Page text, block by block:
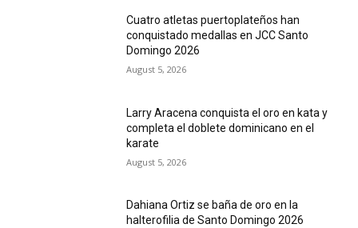
Cuatro atletas puertoplateños han
conquistado medallas en JCC Santo
Domingo 2026
August 5, 2026
Larry Aracena conquista el oro en kata y
completa el doblete dominicano en el
karate
August 5, 2026
Dahiana Ortiz se baña de oro en la
halterofilia de Santo Domingo 2026